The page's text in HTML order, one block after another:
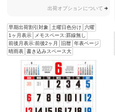
出荷オプションについて
早期出荷割引対象 土曜日色分け
六曜
1ヶ月表示
メモスペース:罫線無し
前後月表示:前後2ヶ月
旧暦 年表ページ
晴雨表 書き込みスペース大